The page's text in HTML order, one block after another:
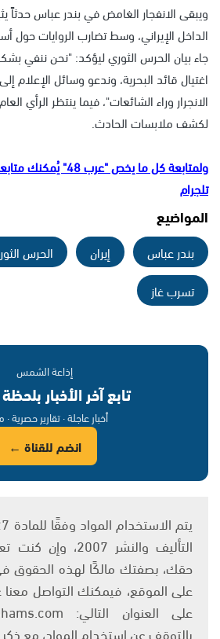
ويبقى الانفجار الغامض في بندر عباس حدثاً
الداخل الإيراني، وسط تضارب الروايات حول
جاء بيان الحرس الثوري ليؤكد: "نحن ننفي
اغتيال قائد البحرية، وندعو وسائل الإعلام
الانجرار وراء الشائعات"، فيما ينتظر الرأي
لكشف ملابسات الحادث.
ولمتابعة كل ما يخص "عرب
تلجرام
المواضيع
بندر عباس إيران
الحرس
تسرب غاز
إذاعة الشمس
تابع آخر الأخبار
أخبار عاجلة · تقارير حصرية ·
انضم للقناة ←
التأليف والنشر
حقك، بصفتك مالكًا لهذه الحقوق
على الموقع، فيمكنك التواصل معنا
بالتوقف عن استخدام المواد، مع